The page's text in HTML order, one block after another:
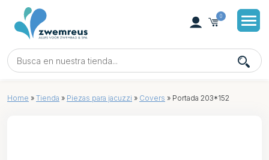
0
Home » Tienda » Piezas para jacuzzi » Covers » Portada 203*152